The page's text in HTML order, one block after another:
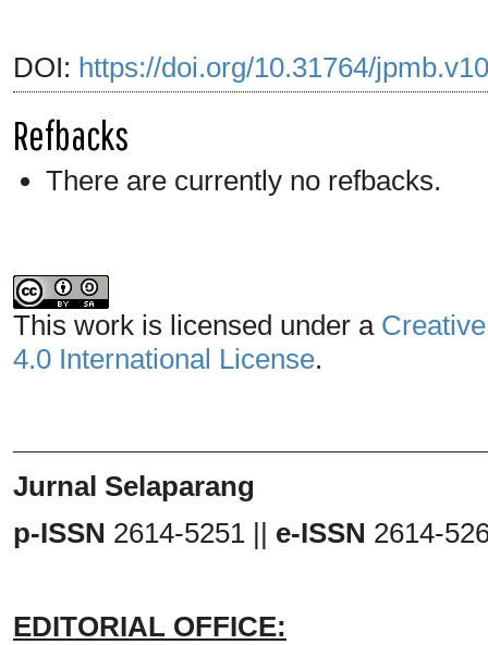
DOI: https://doi.org/10.31764/
Refbacks
There are currently no refbacks.
This work is licensed under a
4.0 International License.
Jurnal Selaparang
p-ISSN 2614-5251 || e-ISSN 2614-
EDITORIAL OFFICE: